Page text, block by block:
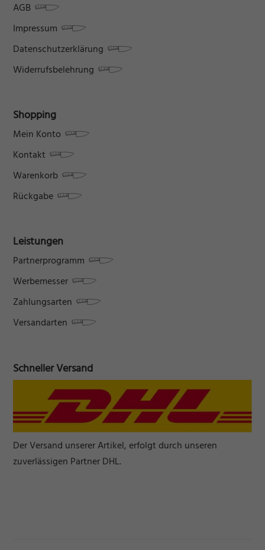
AGB
Impressum
Datenschutzerklärung
Widerrufsbelehrung
Shopping
Mein Konto
Kontakt
Warenkorb
Rückgabe
Leistungen
Partnerprogramm
Werbemesser
Zahlungsarten
Versandarten
Schneller Versand
Der Versand unserer Artikel, erfolgt durch unseren
zuverlässigen Partner DHL.